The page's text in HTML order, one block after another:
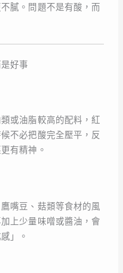
膩。問題不是有酸，而
好事
或油脂較高的配料，紅
不必把酸完全壓平，反
有精神。
嘴豆、菇類等食材的風
上少量味噌或醬油，會
」。